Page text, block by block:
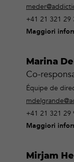
+41 21 321 29
Maggiori
Marina
Co-
Équipe de
+41 21 321 29
Maggiori
Mirjam